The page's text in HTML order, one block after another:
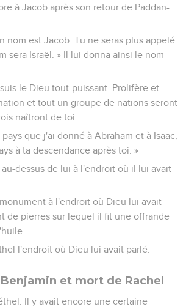
à Jacob après son retour de Paddan-
nom est Jacob. Tu ne seras plus appelé
sera Israël. » Il lui donna ainsi le nom
le Dieu tout-puissant. Prolifère et
et tout un groupe de nations seront
naîtront de toi.
que j'ai donné à Abraham et à Isaac,
à ta descendance après toi. »
au-dessus de lui à l'endroit où il lui avait
à l'endroit où Dieu lui avait
de pierres sur lequel il fit une offrande
l'endroit où Dieu lui avait parlé.
et mort de Rachel
Il y avait encore une certaine